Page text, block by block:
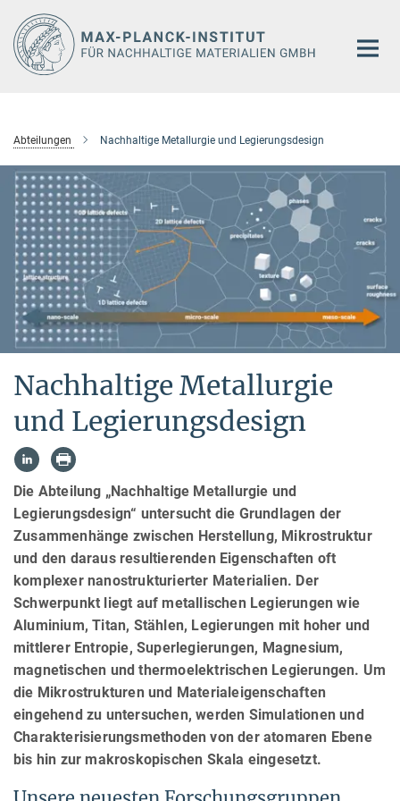
Hauptinhalt
Abteilungen Nachhaltige Metallurgie und Legierungsdesign
Nachhaltige Metallurgie
und Legierungsdesign
Die Abteilung „Nachhaltige Metallurgie und
Legierungsdesign“ untersucht die Grundlagen der
Zusammenhänge zwischen Herstellung, Mikrostruktur
und den daraus resultierenden Eigenschaften oft
komplexer nanostrukturierter Materialien. Der
Schwerpunkt liegt auf metallischen Legierungen wie
Aluminium, Titan, Stählen, Legierungen mit hoher und
mittlerer Entropie, Superlegierungen, Magnesium,
magnetischen und thermoelektrischen Legierungen. Um
die Mikrostrukturen und Materialeigenschaften
eingehend zu untersuchen, werden Simulationen und
Charakterisierungsmethoden von der atomaren Ebene
bis hin zur makroskopischen Skala eingesetzt.